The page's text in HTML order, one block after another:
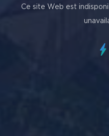
Ce site Web est